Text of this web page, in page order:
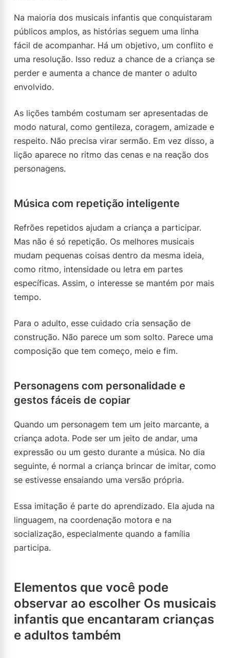
Na maioria dos musicais infantis que conquistaram
públicos amplos, as histórias seguem uma linha
fácil de acompanhar. Há um objetivo, um conflito e
uma resolução. Isso reduz a chance de a criança se
perder e aumenta a chance de manter o adulto
envolvido.
As lições também costumam ser apresentadas de
modo natural, como gentileza, coragem, amizade e
respeito. Não precisa virar sermão. Em vez disso, a
lição aparece no ritmo das cenas e na reação dos
personagens.
Música com repetição inteligente
Refrões repetidos ajudam a criança a participar.
Mas não é só repetição. Os melhores musicais
mudam pequenas coisas dentro da mesma ideia,
como ritmo, intensidade ou letra em partes
específicas. Assim, o interesse se mantém por mais
tempo.
Para o adulto, esse cuidado cria sensação de
construção. Não parece um som solto. Parece uma
composição que tem começo, meio e fim.
Personagens com personalidade e
gestos fáceis de copiar
Quando um personagem tem um jeito marcante, a
criança adota. Pode ser um jeito de andar, uma
expressão ou um gesto durante a música. No dia
seguinte, é normal a criança brincar de imitar, como
se estivesse ensaiando uma versão própria.
Essa imitação é parte do aprendizado. Ela ajuda na
linguagem, na coordenação motora e na
socialização, especialmente quando a família
participa.
Elementos que você pode
observar ao escolher Os musicais
infantis que encantaram crianças
e adultos também